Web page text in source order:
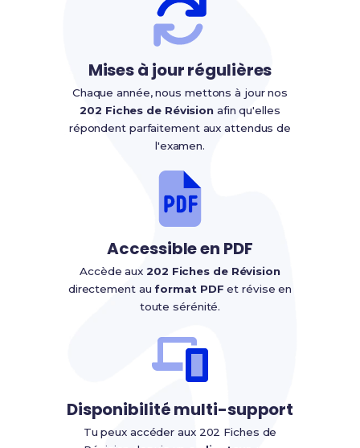
Mises à jour régulières
Chaque année, nous mettons à jour nos
202 Fiches de Révision afin qu'elles
répondent parfaitement aux attendus de
l'examen.
Accessible en PDF
Accède aux202 Fiches de Révision
directement auformat PDF et révise en
toute sérénité.
Disponibilité multi-support
Tu peux accéder aux 202 Fiches de